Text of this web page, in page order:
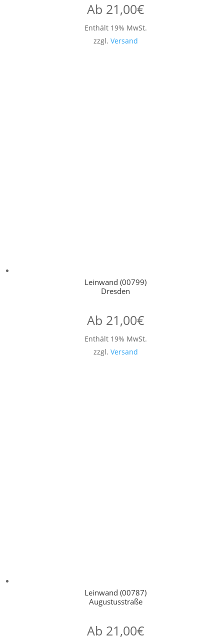
Ab 21,00€
Enthält 19% MwSt.
zzgl. Versand
Leinwand (00799)
Dresden
Ab 21,00€
Enthält 19% MwSt.
zzgl. Versand
Leinwand (00787)
Augustusstraße
Ab 21,00€